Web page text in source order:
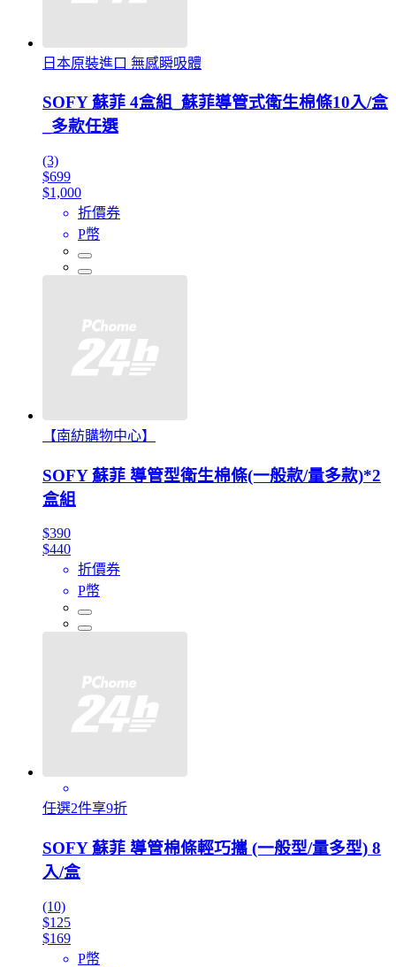
日本原裝進口 無感瞬吸體
SOFY 蘇菲 4盒組_蘇菲導管式衛生棉條10入/盒
_多款任選
(3)
$699
$1,000
折價券
P幣
【南紡購物中心】
SOFY 蘇菲 導管型衛生棉條(一般款/量多款)*2
盒組
$390
$440
折價券
P幣
任選2件享9折
SOFY 蘇菲 導管棉條輕巧攜 (一般型/量多型) 8
入/盒
(10)
$125
$169
P幣